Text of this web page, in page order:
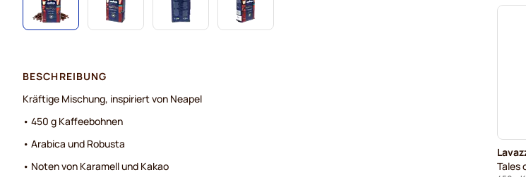
Tales
BESCHREIBUNG
Kräftige Mischung, inspiriert von Neapel
• 450 g Kaffeebohnen
• Arabica und Robusta
• Noten von Karamell und Kakao